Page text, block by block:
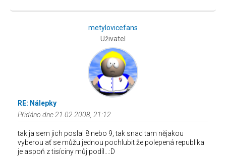
metylovicefans
Uživatel
RE: Nálepky
Přidáno dne 21.02.2008, 21:12
tak ja sem jich poslal 8 nebo 9, tak snad tam nějakou
vyberou ať se můžu jednou pochlubit že polepená republika
je aspoň z tisíciny můj podíl...:D